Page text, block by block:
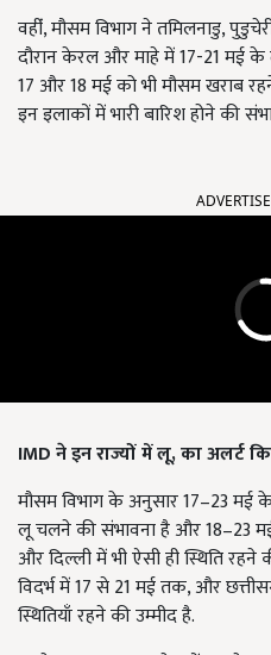
वहींं, मौसम विभाग ने तमिलनाडु,
दौरान केरल और माहे में 17-21 मई के
17 और 18 मई को भी मौसम खराब
इन इलाकों में भारी बारिश होने की
IMD ने इन राज्यों में लू, का अलर्ट
मौसम विभाग के अनुसार 17–23 मई
लू चलने की संभावना है और 18–23
और दिल्ली में भी ऐसी ही स्थिति
विदर्भ में 17 से 21 मई तक, और
स्थितियाँ रहने की उम्मीद है.